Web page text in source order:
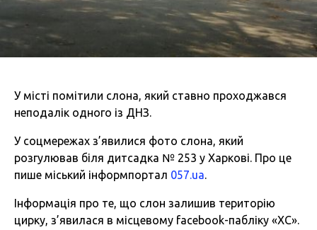
У місті помітили слона, який ставно проходжався
неподалік одного із ДНЗ.
У соцмережах з’явилися фото слона, який
розгулював біля дитсадка № 253 у Харкові. Про це
пише міський інформпортал 057.ua.
Інформація про те, що слон залишив територію
цирку, з’явилася в місцевому facebook-пабліку «ХС».